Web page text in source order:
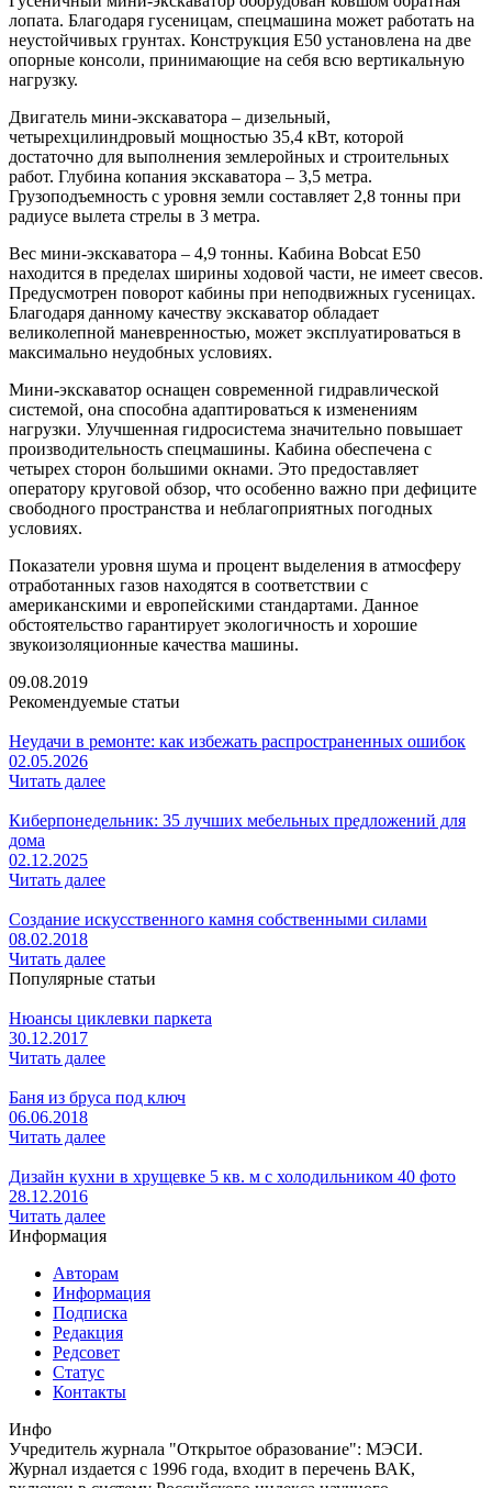
лопата. Благодаря гусеницам, спецмашина может работать на
неустойчивых грунтах. Конструкция E50 установлена на две
опорные консоли, принимающие на себя всю вертикальную
нагрузку.
Двигатель мини-экскаватора – дизельный,
четырехцилиндровый мощностью 35,4 кВт, которой
достаточно для выполнения землеройных и строительных
работ. Глубина копания экскаватора – 3,5 метра.
Грузоподъемность с уровня земли составляет 2,8 тонны при
радиусе вылета стрелы в 3 метра.
Вес мини-экскаватора – 4,9 тонны. Кабина Bobcat E50
находится в пределах ширины ходовой части, не имеет свесов.
Предусмотрен поворот кабины при неподвижных гусеницах.
Благодаря данному качеству экскаватор обладает
великолепной маневренностью, может эксплуатироваться в
максимально неудобных условиях.
Мини-экскаватор оснащен современной гидравлической
системой, она способна адаптироваться к изменениям
нагрузки. Улучшенная гидросистема значительно повышает
производительность спецмашины. Кабина обеспечена с
четырех сторон большими окнами. Это предоставляет
оператору круговой обзор, что особенно важно при дефиците
свободного пространства и неблагоприятных погодных
условиях.
Показатели уровня шума и процент выделения в атмосферу
отработанных газов находятся в соответствии с
американскими и европейскими стандартами. Данное
обстоятельство гарантирует экологичность и хорошие
звукоизоляционные качества машины.
09.08.2019
Рекомендуемые статьи
Неудачи в ремонте: как избежать распространенных ошибок
02.05.2026
Читать далее
Киберпонедельник: 35 лучших мебельных предложений для
дома
02.12.2025
Читать далее
Создание искусственного камня собственными силами
08.02.2018
Читать далее
Популярные статьи
Нюансы циклевки паркета
30.12.2017
Читать далее
Баня из бруса под ключ
06.06.2018
Читать далее
Дизайн кухни в хрущевке 5 кв. м с холодильником 40 фото
28.12.2016
Читать далее
Информация
Авторам
Информация
Подписка
Редакция
Редсовет
Статус
Контакты
Инфо
Учредитель журнала "Открытое образование": МЭСИ.
Журнал издается с 1996 года, входит в перечень ВАК,